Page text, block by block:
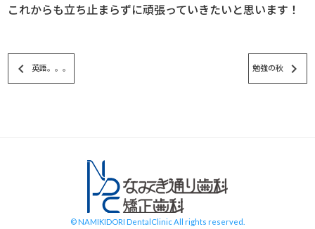
これからも立ち止まらずに頑張っていきたいと思います！
keyboard_arrow_left 英語。。。 勉強の秋 keyboard_arrow_right
© NAMIKIDORI DentalClinic All rights reserved.